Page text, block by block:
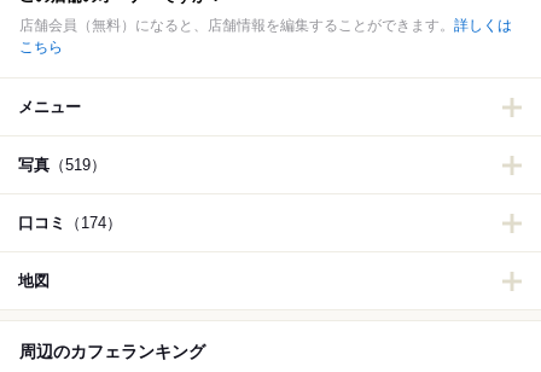
店舗会員（無料）になると、店舗情報を編集することができます。 詳しくは
こちら
メニュー
写真 （519）
口コミ （174）
地図
周辺のカフェランキング